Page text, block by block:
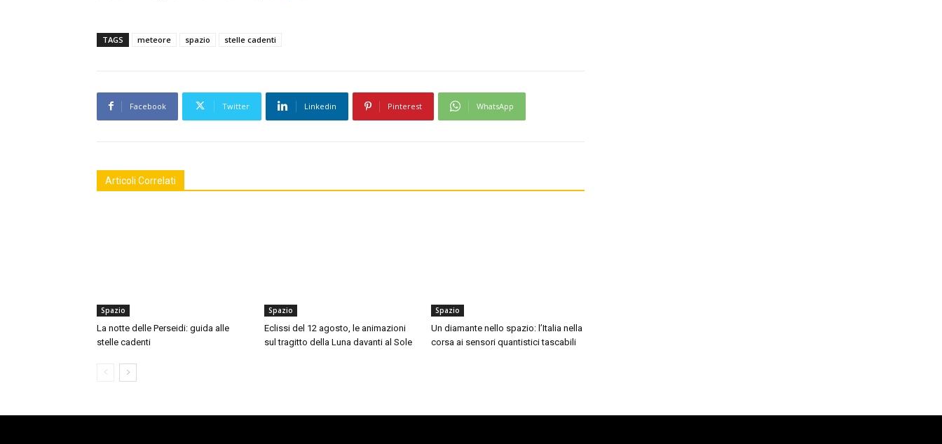
TAGS meteore spazio stelle cadenti
Facebook Twitter Linkedin Pinterest WhatsApp
Articoli Correlati
Spazio
La notte delle Perseidi: guida alle
stelle cadenti
Spazio
Eclissi del 12 agosto, le animazioni
sul tragitto della Luna davanti al Sole
Spazio
Un diamante nello spazio: l’Italia nella
corsa ai sensori quantistici tascabili